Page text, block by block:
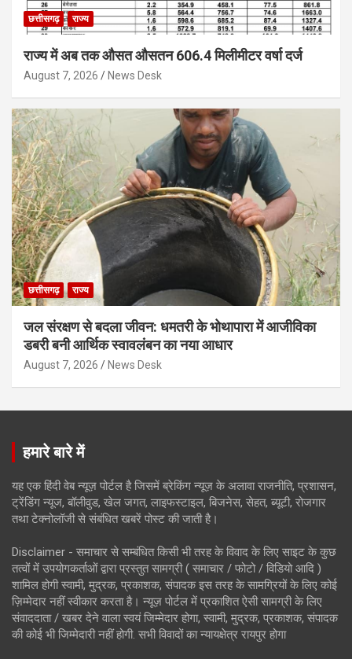
छत्तीसगढ़ राज्य
राज्य में अब तक औसत औसतन 606.4 मिलीमीटर वर्षा दर्ज
August 7, 2026 News Desk
छत्तीसगढ़ राज्य
जल संरक्षण से बदला जीवन: धमतरी के भोथापारा में आजीविका
डबरी बनी आर्थिक स्वावलंबन का नया आधार
August 7, 2026 News Desk
हमारे बारे में
यह एक हिंदी वेब न्यूज़ पोर्टल है जिसमें ब्रेकिंग न्यूज़ के अलावा राजनीति, प्रशासन,
ट्रेंडिंग न्यूज, बॉलीवुड, खेल जगत, लाइफस्टाइल, बिजनेस, सेहत, ब्यूटी, रोजगार
तथा टेक्नोलॉजी से संबंधित खबरें पोस्ट की जाती है।
Disclaimer - समाचार से सम्बंधित किसी भी तरह के विवाद के लिए साइट के कुछ
तत्वों में उपयोगकर्ताओं द्वारा प्रस्तुत सामग्री ( समाचार / फोटो / विडियो आदि )
शामिल होगी स्वामी, मुद्रक, प्रकाशक, संपादक इस तरह के सामग्रियों के लिए कोई
ज़िम्मेदार नहीं स्वीकार करता है। न्यूज़ पोर्टल में प्रकाशित ऐसी सामग्री के लिए
संवाददाता / खबर देने वाला स्वयं जिम्मेदार होगा, स्वामी, मुद्रक, प्रकाशक, संपादक
की कोई भी जिम्मेदारी नहीं होगी. सभी विवादों का न्यायक्षेत्र रायपुर होगा